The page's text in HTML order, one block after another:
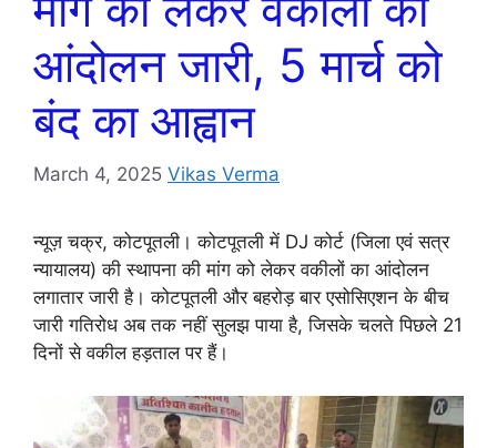
आंदोलन जारी, 5 मार्च को
बंद का आह्वान
March 4, 2025 Vikas Verma
न्यूज़ चक्र, कोटपूतली। कोटपूतली में DJ कोर्ट (जिला एवं सत्र
न्यायालय) की स्थापना की मांग को लेकर वकीलों का आंदोलन
लगातार जारी है। कोटपूतली और बहरोड़ बार एसोसिएशन के बीच
जारी गतिरोध अब तक नहीं सुलझ पाया है, जिसके चलते पिछले 21
दिनों से वकील हड़ताल पर हैं।